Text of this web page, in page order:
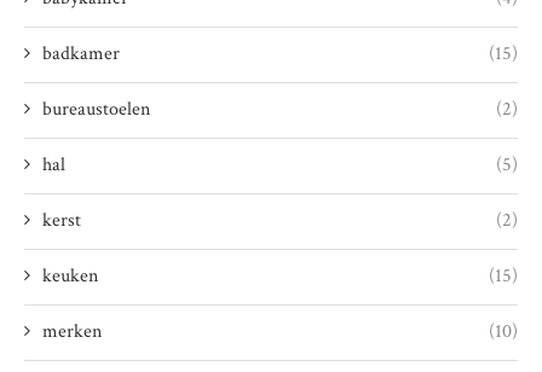
badkamer (15)
bureaustoelen (2)
hal (5)
kerst (2)
keuken (15)
merken (10)